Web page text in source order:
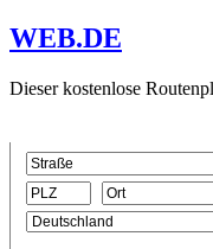
WEB.DE
Dieser kostenlose